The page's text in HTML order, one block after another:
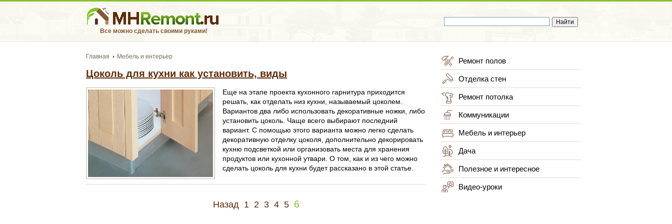
Все можно сделать своими руками!
Главная Мебель и интерьер
Цоколь для кухни как установить, виды
Еще на этапе проекта кухонного гарнитура приходится
решать, как отделать низ кухни, называемый цоколем.
Вариантов два либо использовать декоративные ножки, либо
установить цоколь. Чаще всего выбирают последний
вариант. С помощью этого варианта можно легко сделать
декоративную отделку цоколя, дополнительно декорировать
кухню подсветкой или организовать места для хранения
продуктов или кухонной утвари. О том, как и из чего можно
сделать цоколь для кухни будет рассказано в этой статье.
Назад 1 2 3 4 5 6
Ремонт полов
Отделка стен
Ремонт потолка
Коммуникации
Мебель и интерьер
Дача
Полезное и интересное
Видео-уроки